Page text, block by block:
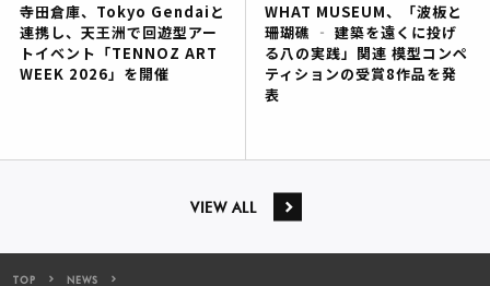
寺田倉庫、Tokyo Gendaiと
連携し、天王洲で回遊型アー
トイベント「TENNOZ ART
WEEK 2026」を開催
WHAT MUSEUM、「波板と
珊瑚礁 ‐ 建築を遠くに投げ
る八の実践」関連 模型コンペ
ティションの受賞8作品を発
表
VIEW ALL
TOP NEWS